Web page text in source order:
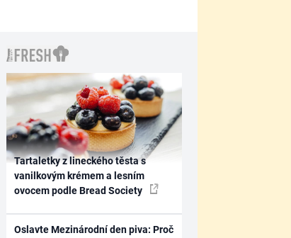
Tartaletky z lineckého těsta s
vanilkovým krémem a lesním
ovocem podle Bread Society
Oslavte Mezinárodní den piva: Proč